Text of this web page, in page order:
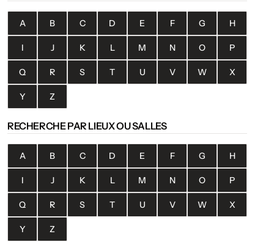
A B C D E F G H
I J K L M N O P
Q R S T U V W X
Y Z
RECHERCHE PAR LIEUX OU SALLES
A B C D E F G H
I J K L M N O P
Q R S T U V W X
Y Z